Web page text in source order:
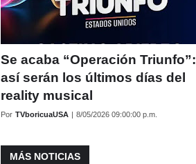
Se acaba “Operación Triunfo”:
así serán los últimos días del
reality musical
Por TVboricuaUSA | 8/05/2026 09:00:00 p.m.
MÁS NOTICIAS